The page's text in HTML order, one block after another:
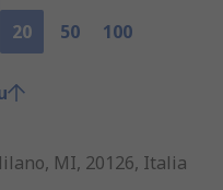
20 50 100
MI, 20126, Italia